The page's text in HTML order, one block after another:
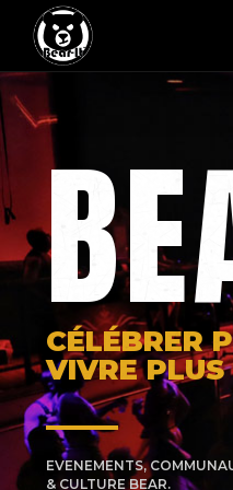
CÉLÉBRER
VIVRE PLUS
EVENEMENTS,
& CULTURE BEAR.